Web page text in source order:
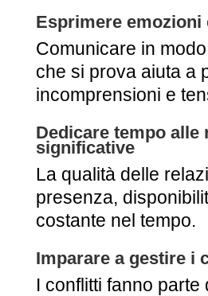
Esprimere emozioni
Comunicare in
che si prova aiuta a
incomprensioni e
Dedicare tempo alle
significative
La qualità delle
presenza,
costante nel tempo.
Imparare a gestire i
I conflitti fanno parte